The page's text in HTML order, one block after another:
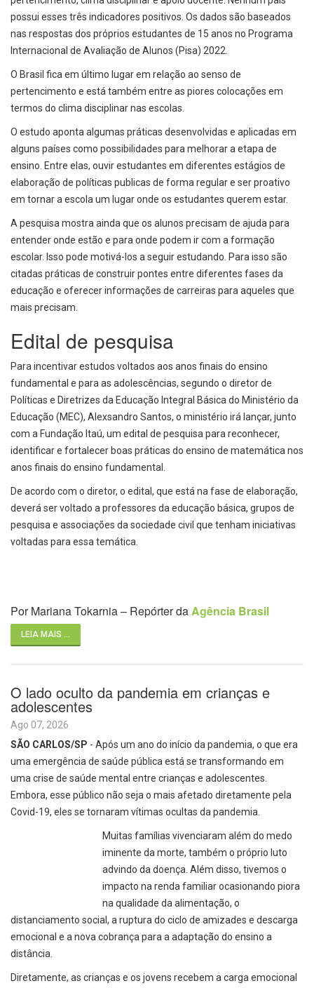
possui esses três indicadores positivos. Os dados são baseados
nas respostas dos próprios estudantes de 15 anos no Programa
Internacional de Avaliação de Alunos (Pisa) 2022.
O Brasil fica em último lugar em relação ao senso de
pertencimento e está também entre as piores colocações em
termos do clima disciplinar nas escolas.
O estudo aponta algumas práticas desenvolvidas e aplicadas em
alguns países como possibilidades para melhorar a etapa de
ensino. Entre elas, ouvir estudantes em diferentes estágios de
elaboração de políticas publicas de forma regular e ser proativo
em tornar a escola um lugar onde os estudantes querem estar.
A pesquisa mostra ainda que os alunos precisam de ajuda para
entender onde estão e para onde podem ir com a formação
escolar. Isso pode motivá-los a seguir estudando. Para isso são
citadas práticas de construir pontes entre diferentes fases da
educação e oferecer informações de carreiras para aqueles que
mais precisam.
Edital de pesquisa
Para incentivar estudos voltados aos anos finais do ensino
fundamental e para as adolescências, segundo o diretor de
Políticas e Diretrizes da Educação Integral Básica do Ministério da
Educação (MEC), Alexsandro Santos, o ministério irá lançar, junto
com a Fundação Itaú, um edital de pesquisa para reconhecer,
identificar e fortalecer boas práticas do ensino de matemática nos
anos finais do ensino fundamental.
De acordo com o diretor, o edital, que está na fase de elaboração,
deverá ser voltado a professores da educação básica, grupos de
pesquisa e associações da sociedade civil que tenham iniciativas
voltadas para essa temática.
Por Mariana Tokarnia – Repórter daAgência Brasil
LEIA MAIS ...
O lado oculto da pandemia em crianças e
adolescentes
Ago 07, 2026
SÃO CARLOS/SP - Após um ano do início da pandemia, o que era
uma emergência de saúde pública está se transformando em
uma crise de saúde mental entre crianças e adolescentes.
Embora, esse público não seja o mais afetado diretamente pela
Covid-19, eles se tornaram vítimas ocultas da pandemia.
Muitas famílias vivenciaram além do medo
iminente da morte, também o próprio luto
advindo da doença. Além disso, tivemos o
impacto na renda familiar ocasionando piora
na qualidade da alimentação, o
distanciamento social, a ruptura do ciclo de amizades e descarga
emocional e a nova cobrança para a adaptação do ensino a
distância.
Diretamente, as crianças e os jovens recebem a carga emocional